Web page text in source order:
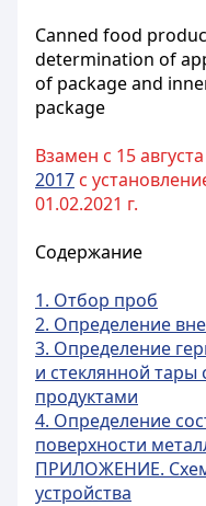
Canned food
determination of
of package and
package
Взамен с 15
2017 с
01.02.2021 г.
Содержание
1. Отбор проб
2. Определение
3. Определение
и стеклянной
продуктами
4. Определение
поверхности
ПРИЛОЖЕНИЕ.
устройства